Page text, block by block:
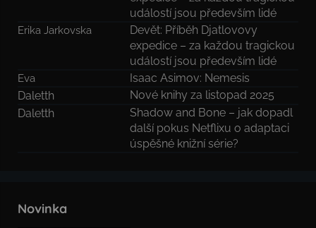
událostí jsou především lidé
Erika Jarkovska
Devět: Příběh Djatlovovy
expedice – za každou tragickou
událostí jsou především lidé
Eva
Isaac Asimov: Nemesis
Daletth
Nové knihy za listopad 2025
Daletth
Shadow and Bone – jak dopadl
další pokus Netflixu o adaptaci
úspěšné knižní série?
Novinka